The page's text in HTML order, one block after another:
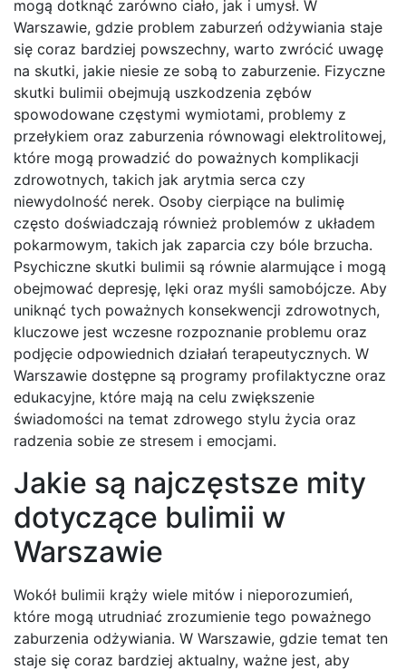
mogą dotknąć zarówno ciało, jak i umysł. W
Warszawie, gdzie problem zaburzeń odżywiania staje
się coraz bardziej powszechny, warto zwrócić uwagę
na skutki, jakie niesie ze sobą to zaburzenie. Fizyczne
skutki bulimii obejmują uszkodzenia zębów
spowodowane częstymi wymiotami, problemy z
przełykiem oraz zaburzenia równowagi elektrolitowej,
które mogą prowadzić do poważnych komplikacji
zdrowotnych, takich jak arytmia serca czy
niewydolność nerek. Osoby cierpiące na bulimię
często doświadczają również problemów z układem
pokarmowym, takich jak zaparcia czy bóle brzucha.
Psychiczne skutki bulimii są równie alarmujące i mogą
obejmować depresję, lęki oraz myśli samobójcze. Aby
uniknąć tych poważnych konsekwencji zdrowotnych,
kluczowe jest wczesne rozpoznanie problemu oraz
podjęcie odpowiednich działań terapeutycznych. W
Warszawie dostępne są programy profilaktyczne oraz
edukacyjne, które mają na celu zwiększenie
świadomości na temat zdrowego stylu życia oraz
radzenia sobie ze stresem i emocjami.
Jakie są najczęstsze mity
dotyczące bulimii w
Warszawie
Wokół bulimii krąży wiele mitów i nieporozumień,
które mogą utrudniać zrozumienie tego poważnego
zaburzenia odżywiania. W Warszawie, gdzie temat ten
staje się coraz bardziej aktualny, ważne jest, aby